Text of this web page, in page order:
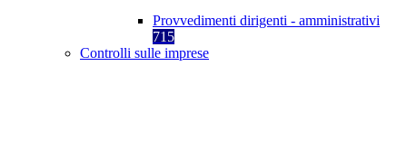
Provvedimenti dirigenti - amministrativi
715
Controlli sulle imprese